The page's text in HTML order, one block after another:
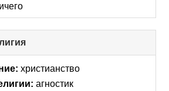
to
collapse
христианство
агностик